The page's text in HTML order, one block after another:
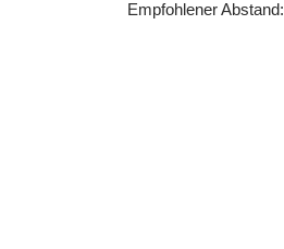
Empfohlener Abstand: